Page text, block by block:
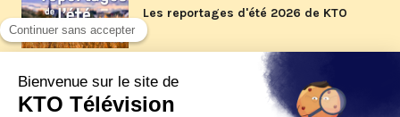
Les reportages d'été 2026 de KTO
Article
La visite pastorale du pape Léon
XIV à Assise à suivre sur KTO le